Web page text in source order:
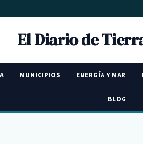
El Diario de
MUNICIPIOS ENERGÍA Y MAR
BLOG